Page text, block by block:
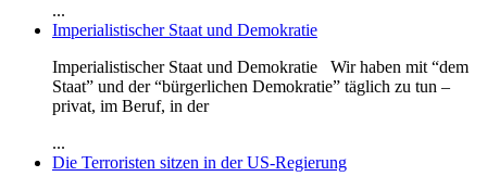
...
Imperialistischer Staat und Demokratie
Imperialistischer Staat und Demokratie Wir haben mit “dem
Staat” und der “bürgerlichen Demokratie” täglich zu tun –
privat, im Beruf, in der
...
Die Terroristen sitzen in der US-Regierung